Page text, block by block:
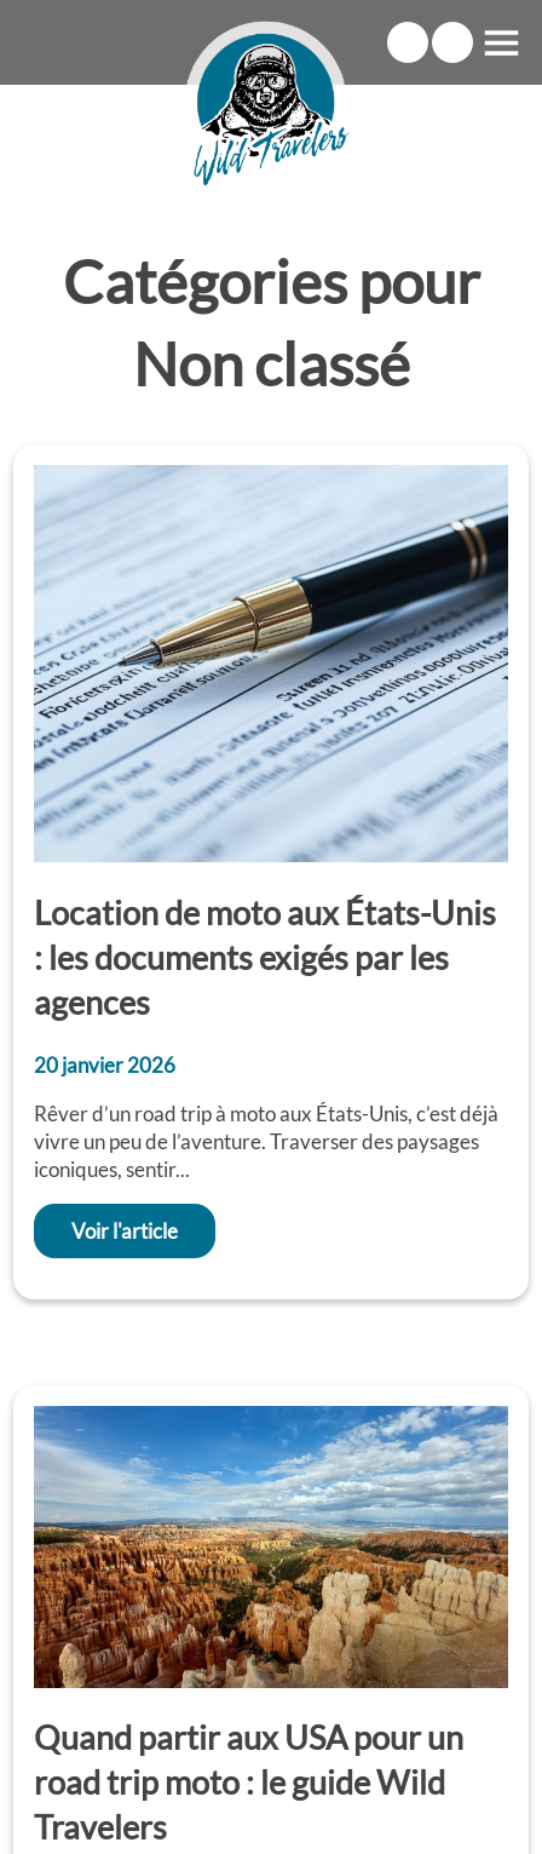
Catégories pour
Non classé
Location de moto aux États-Unis
: les documents exigés par les
agences
20 janvier 2026
Rêver d’un road trip à moto aux États-Unis, c’est déjà
vivre un peu de l’aventure. Traverser des paysages
iconiques, sentir...
Voir l'article
Quand partir aux USA pour un
road trip moto : le guide Wild
Travelers